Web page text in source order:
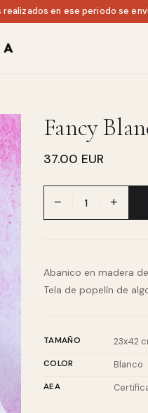
en ese periodo se
Fancy
37.00 EUR
− +
Abanico en madera
Tela de popelín de
TAMAÑO 23x42
COLOR Blanco
AEA